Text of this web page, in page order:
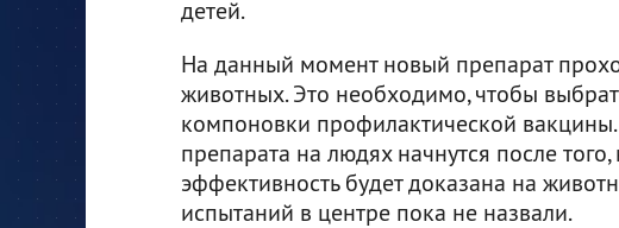
детей.
На данный момент новый препарат
животных. Это необходимо, чтобы
компоновки профилактической
препарата на людях начнутся после того,
эффективность будет доказана на
испытаний в центре пока не назвали.